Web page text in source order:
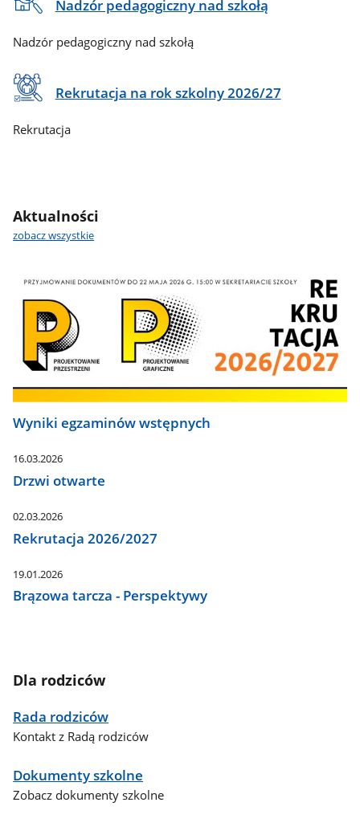
Nadzór pedagogiczny nad szkołą
Nadzór pedagogiczny nad szkołą
Rekrutacja na rok szkolny 2026/27
Rekrutacja
Aktualności
zobacz wszystkie
Wyniki egzaminów wstępnych
16.03.2026
Drzwi otwarte
02.03.2026
Rekrutacja 2026/2027
19.01.2026
Brązowa tarcza - Perspektywy
Dla rodziców
Rada rodziców
Kontakt z Radą rodziców
Dokumenty szkolne
Zobacz dokumenty szkolne